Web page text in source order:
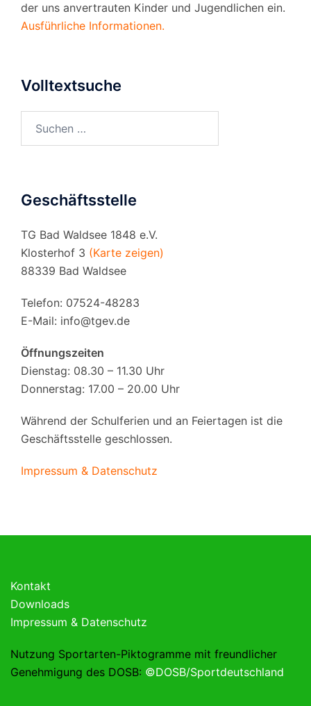
der uns anvertrauten Kinder und Jugendlichen ein.
Ausführliche Informationen.
Volltextsuche
Geschäftsstelle
TG Bad Waldsee 1848 e.V.
Klosterhof 3 (Karte zeigen)
88339 Bad Waldsee
Telefon: 07524-48283
E-Mail: info@tgev.de
Öffnungszeiten
Dienstag: 08.30 – 11.30 Uhr
Donnerstag: 17.00 – 20.00 Uhr
Während der Schulferien und an Feiertagen ist die
Geschäftsstelle geschlossen.
Impressum & Datenschutz
Kontakt
Downloads
Impressum & Datenschutz
Nutzung Sportarten-Piktogramme mit freundlicher
Genehmigung des DOSB: ©DOSB/Sportdeutschland